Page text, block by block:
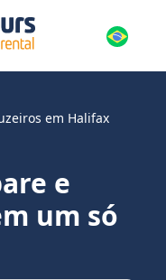
em Halifax
e
um só